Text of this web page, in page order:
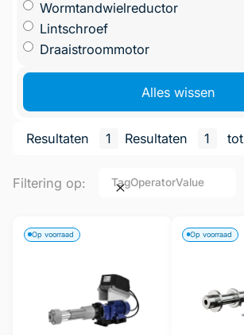
Wormtandwielreductor
Lintschroef
Draaistroommotor
Alles wissen
Resultaten 1 Resultaten 1 tot
Filtering op: TagOperatorValue
Op voorraad Op voorraad